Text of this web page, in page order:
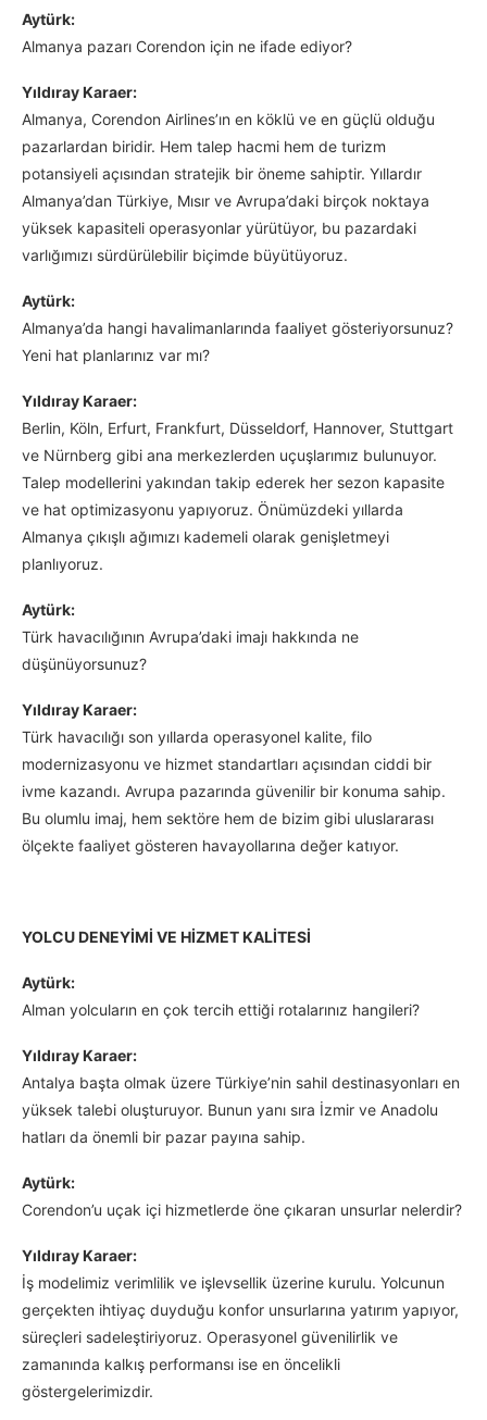
Aytürk:
Almanya pazarı Corendon için ne ifade ediyor?
Yıldıray Karaer:
Almanya, Corendon Airlines’ın en köklü ve en güçlü olduğu
pazarlardan biridir. Hem talep hacmi hem de turizm
potansiyeli açısından stratejik bir öneme sahiptir. Yıllardır
Almanya’dan Türkiye, Mısır ve Avrupa’daki birçok noktaya
yüksek kapasiteli operasyonlar yürütüyor, bu pazardaki
varlığımızı sürdürülebilir biçimde büyütüyoruz.
Aytürk:
Almanya’da hangi havalimanlarında faaliyet gösteriyorsunuz?
Yeni hat planlarınız var mı?
Yıldıray Karaer:
Berlin, Köln, Erfurt, Frankfurt, Düsseldorf, Hannover, Stuttgart
ve Nürnberg gibi ana merkezlerden uçuşlarımız bulunuyor.
Talep modellerini yakından takip ederek her sezon kapasite
ve hat optimizasyonu yapıyoruz. Önümüzdeki yıllarda
Almanya çıkışlı ağımızı kademeli olarak genişletmeyi
planlıyoruz.
Aytürk:
Türk havacılığının Avrupa’daki imajı hakkında ne
düşünüyorsunuz?
Yıldıray Karaer:
Türk havacılığı son yıllarda operasyonel kalite, filo
modernizasyonu ve hizmet standartları açısından ciddi bir
ivme kazandı. Avrupa pazarında güvenilir bir konuma sahip.
Bu olumlu imaj, hem sektöre hem de bizim gibi uluslararası
ölçekte faaliyet gösteren havayollarına değer katıyor.
YOLCU DENEYİMİ VE HİZMET KALİTESİ
Aytürk:
Alman yolcuların en çok tercih ettiği rotalarınız hangileri?
Yıldıray Karaer:
Antalya başta olmak üzere Türkiye’nin sahil destinasyonları en
yüksek talebi oluşturuyor. Bunun yanı sıra İzmir ve Anadolu
hatları da önemli bir pazar payına sahip.
Aytürk:
Corendon’u uçak içi hizmetlerde öne çıkaran unsurlar nelerdir?
Yıldıray Karaer:
İş modelimiz verimlilik ve işlevsellik üzerine kurulu. Yolcunun
gerçekten ihtiyaç duyduğu konfor unsurlarına yatırım yapıyor,
süreçleri sadeleştiriyoruz. Operasyonel güvenilirlik ve
zamanında kalkış performansı ise en öncelikli
göstergelerimizdir.